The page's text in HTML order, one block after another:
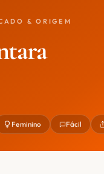
& ORIGEM
Feminino Fácil